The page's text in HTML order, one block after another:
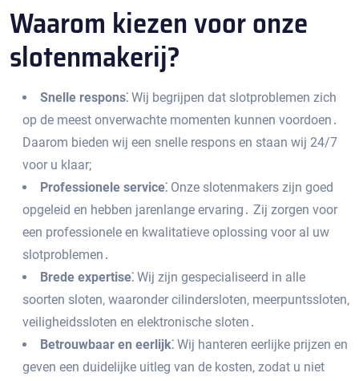
Waarom kiezen voor onze
slotenmakerij?​
Snelle respons⁚ Wij begrijpen dat slotproblemen zich
op de meest onverwachte momenten kunnen voordoen․
Daarom bieden wij een snelle respons en staan wij 24/7
voor u klaar;
Professionele service⁚ Onze slotenmakers zijn goed
opgeleid en hebben jarenlange ervaring․ Zij zorgen voor
een professionele en kwalitatieve oplossing voor al uw
slotproblemen․
Brede expertise⁚ Wij zijn gespecialiseerd in alle
soorten sloten‚ waaronder cilindersloten‚ meerpuntssloten‚
veiligheidssloten en elektronische sloten․
Betrouwbaar en eerlijk⁚ Wij hanteren eerlijke prijzen en
geven een duidelijke uitleg van de kosten‚ zodat u niet